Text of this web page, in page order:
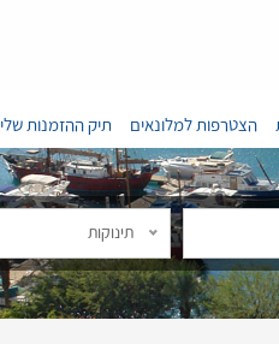
הצטרפות למלונאים תיק ההזמנות שלי
תינוקות